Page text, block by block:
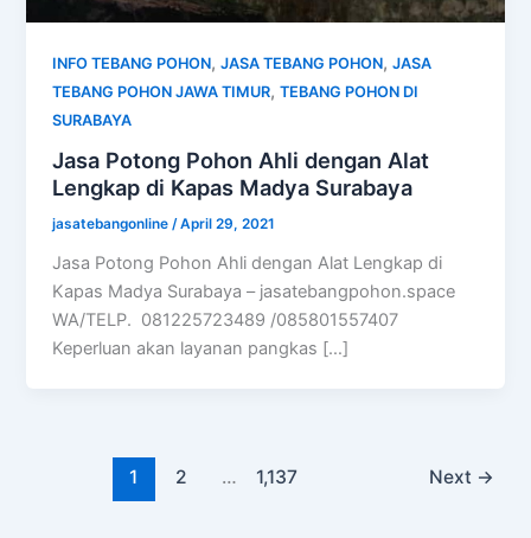
INFO TEBANG POHON,JASA TEBANG POHON,JASA
TEBANG POHON JAWA TIMUR,TEBANG POHON DI
SURABAYA
Jasa Potong Pohon Ahli dengan Alat
Lengkap di Kapas Madya Surabaya
jasatebangonline/April 29, 2021
Jasa Potong Pohon Ahli dengan Alat Lengkap di
Kapas Madya Surabaya – jasatebangpohon.space
WA/TELP. 081225723489 /085801557407
Keperluan akan layanan pangkas […]
1 2 … 1,137 Next →